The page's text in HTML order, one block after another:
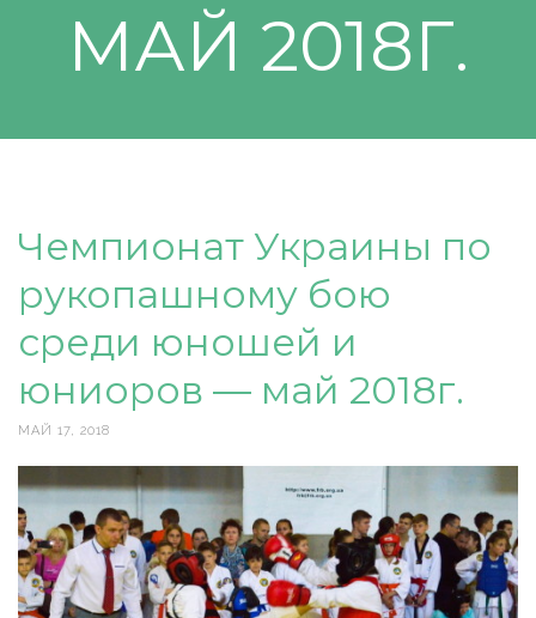
МАЙ 2018Г.
Чемпионат Украины по
рукопашному бою
среди юношей и
юниоров — май 2018г.
МАЙ 17, 2018